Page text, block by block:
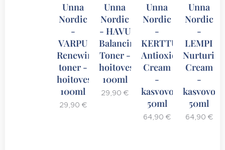
Unna
Nordic
-
VARPU
Renewing
toner -
hoitovesi
100ml
29,90 €
Unna
Nordic
- HAVU
Balancing
Toner -
hoitovesi
100ml
29,90 €
Unna
Nordic
-
KERTTU
Antioxidant
Cream
-
kasvovoide
50ml
64,90 €
Unna
Nordic
-
LEMPI
Nurturing
Cream
-
50ml
64,90 €